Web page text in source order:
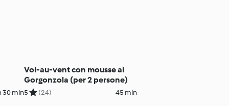
30 min
Vol-au-vent con mousse al
Gorgonzola (per 2 persone)
5 (24) 45 min